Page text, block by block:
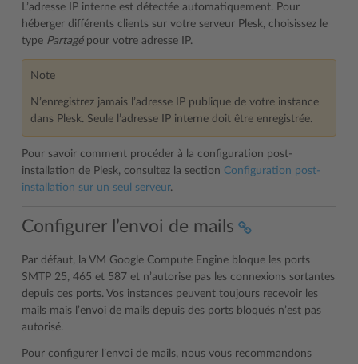
L’adresse IP interne est détectée automatiquement. Pour
héberger différents clients sur votre serveur Plesk, choisissez le
type Partagépour votre adresse IP.
Note
N’enregistrez jamais l’adresse IP publique de votre instance
dans Plesk. Seule l’adresse IP interne doit être enregistrée.
Pour savoir comment procéder à la configuration post-
installation de Plesk, consultez la section Configuration post-
installation sur un seul serveur.
Configurer l’envoi de mails
Par défaut, la VM Google Compute Engine bloque les ports
SMTP 25, 465 et 587 et n’autorise pas les connexions sortantes
depuis ces ports. Vos instances peuvent toujours recevoir les
mails mais l’envoi de mails depuis des ports bloqués n’est pas
autorisé.
Pour configurer l’envoi de mails, nous vous recommandons